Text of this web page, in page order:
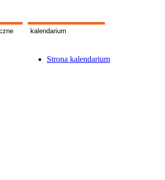
kalendarium
Strona kalendarium